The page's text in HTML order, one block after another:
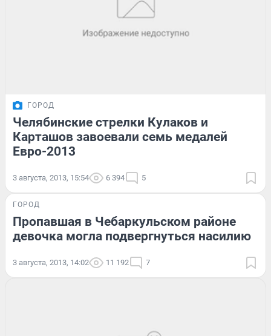
ГОРОД
Челябинские стрелки Кулаков и
Карташов завоевали семь медалей
Евро-2013
3 августа, 2013, 15:54 6 394 5
ГОРОД
Пропавшая в Чебаркульском районе
девочка могла подвергнуться насилию
3 августа, 2013, 14:02 11 192 7